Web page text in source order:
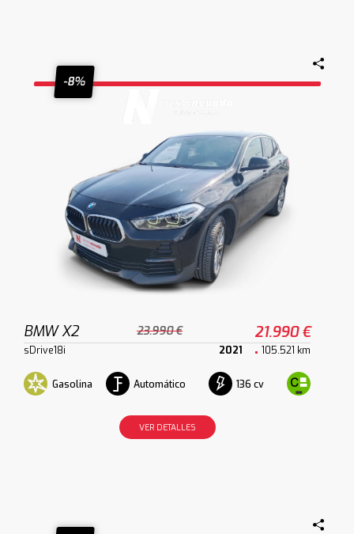
-8%
BMW X2 23.990 € 21.990 €
sDrive18i 2021 105.521 km
Gasolina Automático 136 cv
VER DETALLES